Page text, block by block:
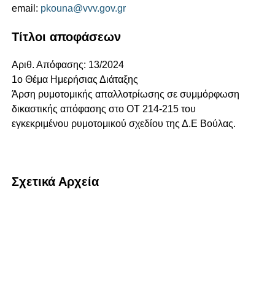
email: pkouna@vvv.gov.gr
Τίτλοι αποφάσεων
Αριθ. Απόφασης: 13/2024
1ο Θέμα Ημερήσιας Διάταξης
Άρση ρυμοτομικής απαλλοτρίωσης σε συμμόρφωση
δικαστικής απόφασης στο ΟΤ 214-215 του
εγκεκριμένου ρυμοτομικού σχεδίου της Δ.Ε Βούλας.
Σχετικά Αρχεία